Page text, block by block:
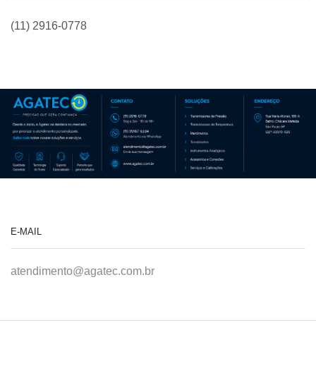
(11) 2916-0778
E-MAIL
atendimento@agatec.com.br